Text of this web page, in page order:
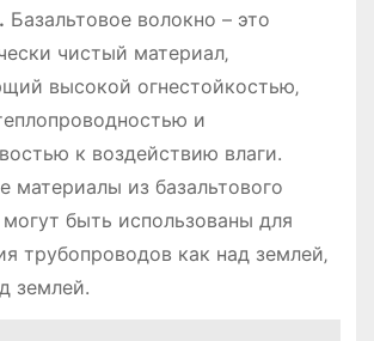
Базальтовое волокно – это
чистый материал‚
высокой огнестойкостью‚
и
к воздействию влаги.
материалы из базальтового
быть использованы для
трубопроводов как над землей‚
землей.